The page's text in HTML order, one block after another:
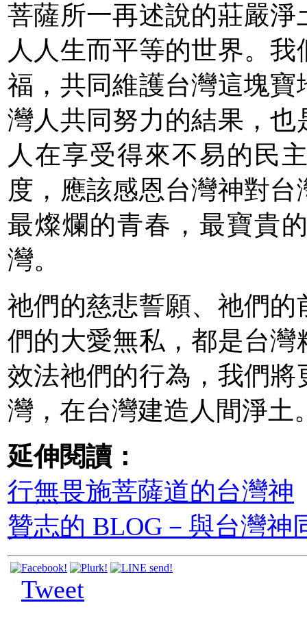
菩薩所一再述說的莊嚴
人人生而平等的世界。
福，共同維護台灣這塊
灣人共同努力的結果，
人在享受得來不易的民
度，應該感恩台灣神對
最燦爛的青春，最寶貴
灣。
祂們的慈悲誓願、祂們
們的大愛無私，都是台
效法祂們的行為，我們
灣，在台灣建造人間淨土
延伸閱讀：
行無畏施菩薩道的台灣神
贊志的 BLOG－與台灣神
Tweet